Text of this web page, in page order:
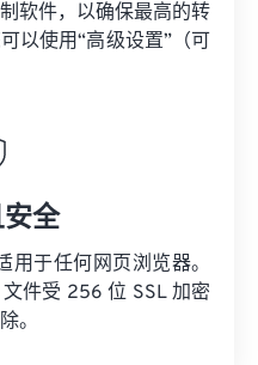
软件，以确保最高的转
以使用“高级设置”（可
全
用于任何网页浏览器。
件受 256 位 SSL 加密
。